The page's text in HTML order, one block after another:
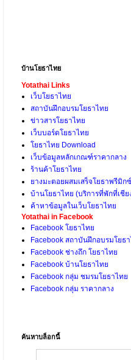
บ้านโยธาไทย
Yotathai Links
เว็บโยธาไทย
สถาบันฝึกอบรมโยธาไทย
ข่าวสารโยธาไทย
เว็บบอร์ดโยธาไทย
โยธาไทย Download
เว็บข้อมูลหลักเกณฑ์ราคากลาง
ร้านค้าโยธาไทย
ยางมะตอยผสมเสร็จโยธาพรีมิกซ์
บ้านโยธาไทย (บริการที่พักที่เชีย
ค้าหาข้อมูลในเว็บโยธาไทย
Yotathai in Facebook
Facebook โยธาไทย
Facebook สถาบันฝึกอบรมโยธ
Facebook ช่างถึก โยธาไทย
Facebook บ้านโยธาไทย
Facebook กลุ่ม ชมรมโยธาไทย
Facebook กลุ่ม ราคากลาง
ค้นหาบล็อกนี้